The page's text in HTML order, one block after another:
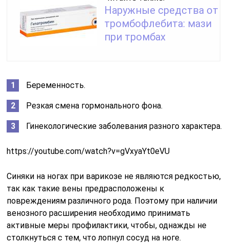
Наружные средства от
тромбофлебита: мази
при тромбах
Беременность.
Резкая смена гормонального фона.
Гинекологические заболевания разного характера.
https://youtube.com/watch?v=gVxyaYt0eVU
Синяки на ногах при варикозе не являются редкостью,
так как такие вены предрасположены к
повреждениям различного рода. Поэтому при наличии
венозного расширения необходимо принимать
активные меры профилактики, чтобы, однажды не
столкнуться с тем, что лопнул сосуд на ноге.